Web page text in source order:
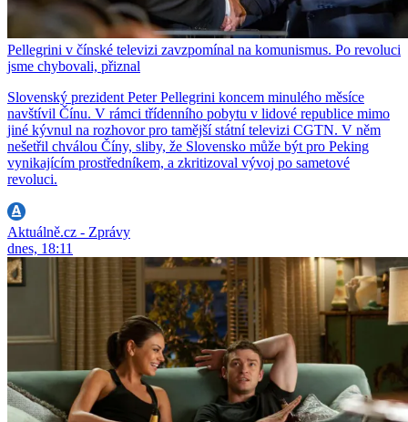
Pellegrini v čínské televizi zavzpomínal na komunismus. Po revoluci
jsme chybovali, přiznal
Slovenský prezident Peter Pellegrini koncem minulého měsíce
navštívil Čínu. V rámci třídenního pobytu v lidové republice mimo
jiné kývnul na rozhovor pro tamější státní televizi CGTN. V něm
nešetřil chválou Číny, sliby, že Slovensko může být pro Peking
vynikajícím prostředníkem, a zkritizoval vývoj po sametové
revoluci.
Aktuálně.cz - Zprávy
dnes, 18:11